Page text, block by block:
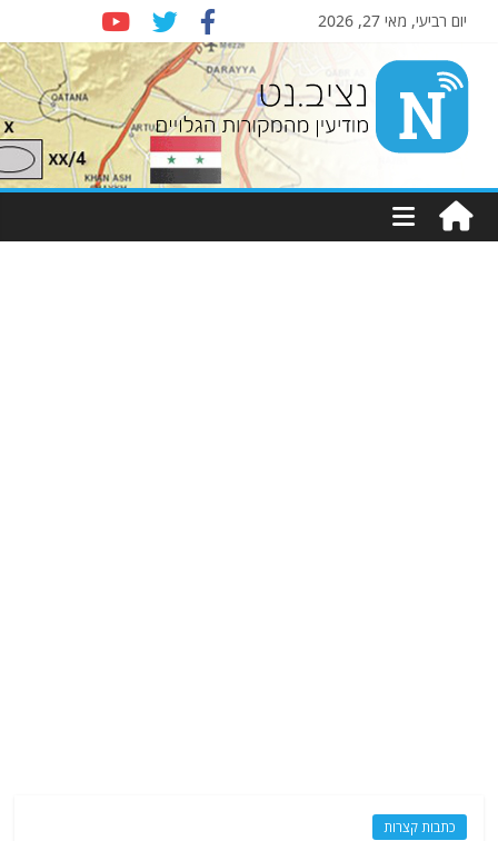
יום רביעי, מאי 27, 2026
Nziv.net
מודיעין
מהמקורות
כתבות קצרות